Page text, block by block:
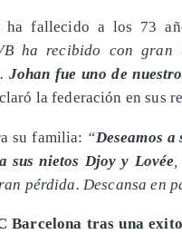
ha fallecido a los 73
ha recibido con
Johan fue uno de
la federación en sus
su familia: “Deseamos
sus nietos Djoy y Lovée
pérdida. Descansa en
Barcelona tras una